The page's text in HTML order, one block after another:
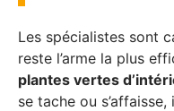
Les spécialistes sont
reste l’arme la plus
plantes vertes
se tache ou